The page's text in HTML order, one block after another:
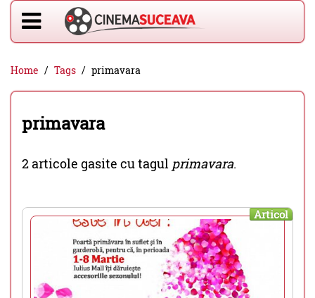
Home Tags primavara
primavara
2 articole gasite cu tagul primavara.
Articol